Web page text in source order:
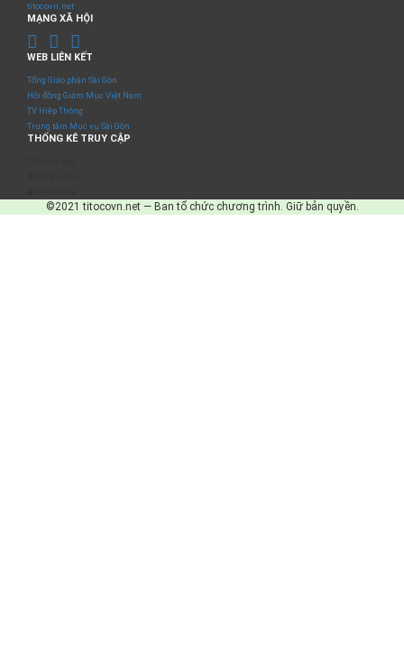
titocovn.net
MẠNG XÃ HỘI
WEB LIÊN KẾT
Tổng Giáo phận Sài Gòn
Hội đồng Giám Mục Việt Nam
TV Hiệp Thông
Trung tâm Mục vụ Sài Gòn
THỐNG KÊ TRUY CẬP
©2021 titocovn.net — Ban tổ chức chương trình. Giữ bản quyền.